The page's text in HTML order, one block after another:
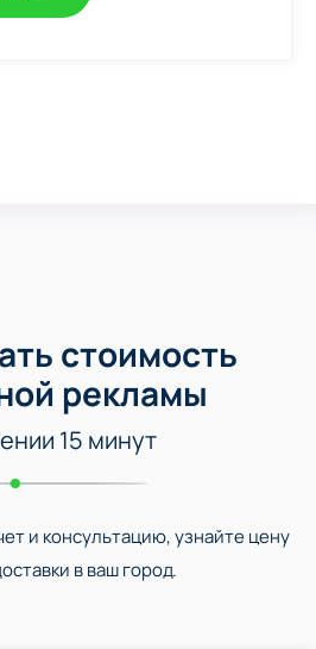
стоимость
рекламы
15 минут
и консультацию, узнайте цену
в ваш город.